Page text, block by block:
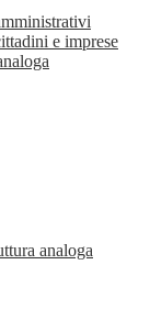
e imprese
analoga